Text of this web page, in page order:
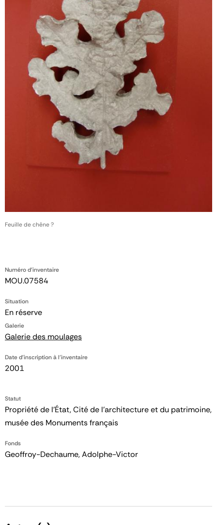
Numéro d'inventaire
MOU.07584
Situation
En réserve
Galerie
Galerie des moulages
Date d'inscription à l'inventaire
2001
Statut
Propriété de l’État, Cité de l’architecture et du patrimoine,
musée des Monuments français
Fonds
Geoffroy-Dechaume, Adolphe-Victor
Feuille de chêne ?